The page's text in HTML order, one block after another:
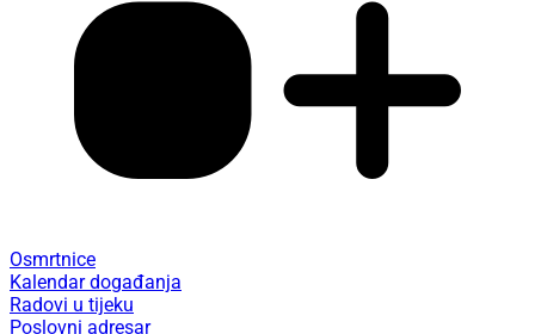
Osmrtnice
Kalendar događanja
Radovi u tijeku
Poslovni adresar